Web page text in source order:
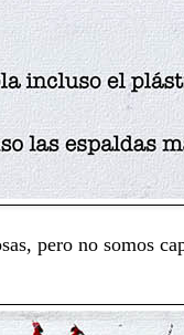
pero no somos